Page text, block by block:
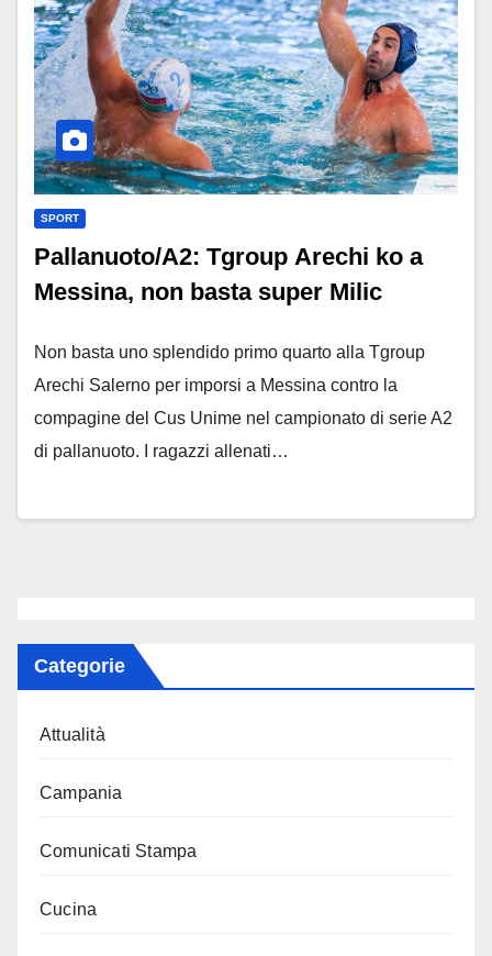
SPORT
Pallanuoto/A2: Tgroup Arechi ko a
Messina, non basta super Milic
Non basta uno splendido primo quarto alla Tgroup
Arechi Salerno per imporsi a Messina contro la
compagine del Cus Unime nel campionato di serie A2
di pallanuoto. I ragazzi allenati…
Categorie
Attualità
Campania
Comunicati Stampa
Cucina